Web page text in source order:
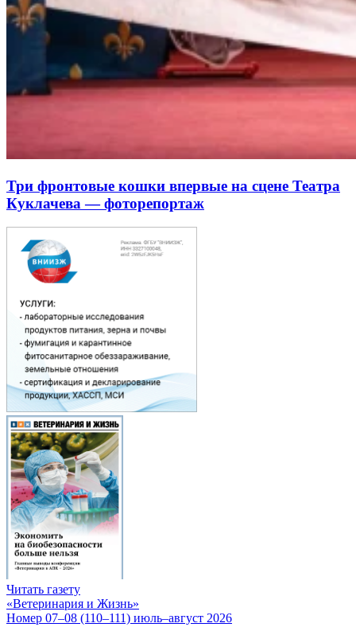
Три фронтовые кошки впервые на сцене Театра
Куклачева — фоторепортаж
Читать газету
«Ветеринария и Жизнь»
Номер 07–08 (110–111) июль–август 2026